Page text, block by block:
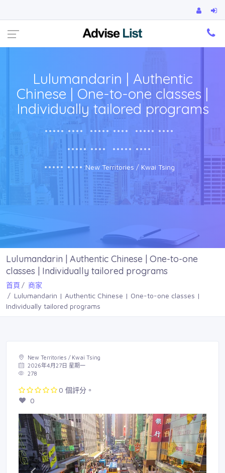
Lulumandarin | Authentic
Chinese | One-to-one classes |
Individually tailored programs
••••• •••• ••••• •••• ••••• ••••
••••• •••• ••••• ••••
••••• •••• New Territories / Kwai Tsing
Lulumandarin | Authentic Chinese | One-to-one
classes | Individually tailored programs
首頁
商家
Lulumandarin | Authentic Chinese | One-to-one classes |
Individually tailored programs
New Territories / Kwai Tsing
2026年4月27日 星期一
278
0 個評分。
0